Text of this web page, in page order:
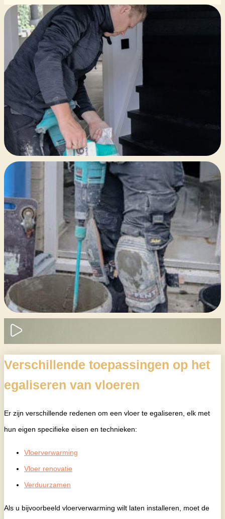
Verschillende toepassingen op het
egaliseren van vloeren
Er zijn verschillende redenen om een vloer te egaliseren, elk met
hun eigen specifieke eisen en technieken:
Vloerverwarming
Vloer renovatie
Verduurzamen
Als u bijvoorbeeld vloerverwarming wilt laten installeren, moet de